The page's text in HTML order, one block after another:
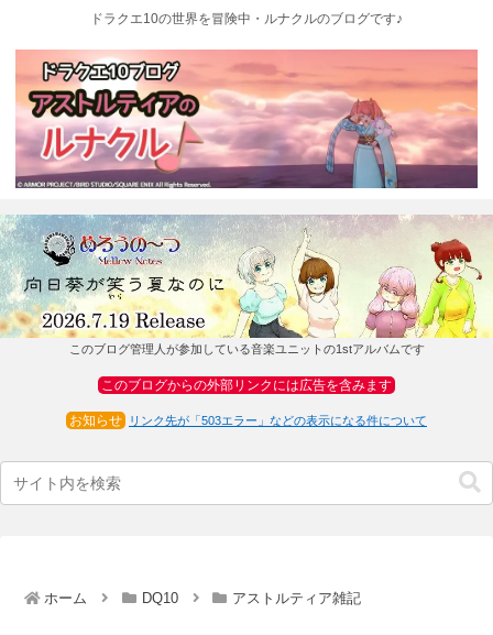
ドラクエ10の世界を冒険中・ルナクルのブログです♪
このブログ管理人が参加している音楽ユニットの1stアルバムです
このブログからの外部リンクには広告を含みます
お知らせ リンク先が「503エラー」などの表示になる件について
ホーム DQ10 アストルティア雑記